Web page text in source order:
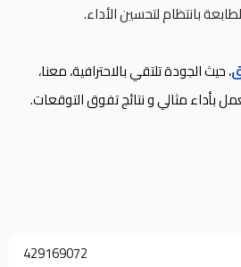
بانتظام لتحسين الأداء.
، حيث الجودة تلتقي بالاحترافية، معنا،
بأداء مثالي و نتائج تفوق التوقعات.
429169072